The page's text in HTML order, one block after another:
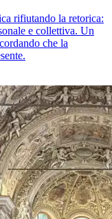
rifiutando la retorica:
e collettiva. Un
che la